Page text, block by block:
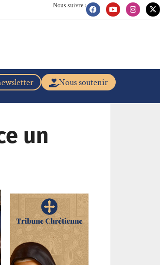
Nous suivre :
Nous soutenir
un